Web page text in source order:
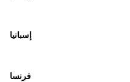
إسبانيا
فرنسا